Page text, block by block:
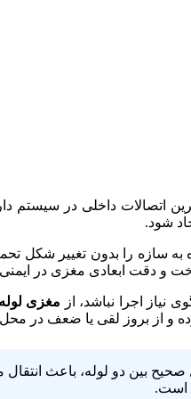
اتصالات داخلی در
شود.
به سازه را بدون تغییر شکل
و دقت ابعادی مغزی در
اجرا نباشد، از مغزی
و از بروز لقی یا ضعف در
صحیح بین دو لوله، باعث
است.